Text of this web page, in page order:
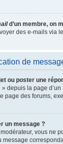
d’un membre, on
des e-mails via
de
ou poster une
depuis la page
page des forums,
un message ?
vous ne
message